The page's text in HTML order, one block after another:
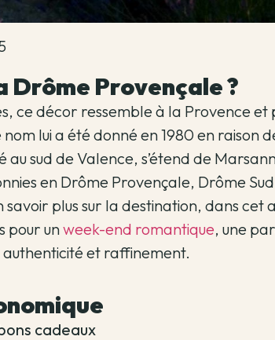
Drôme Provençale ?
ce décor ressemble à la Provence et
lui a été donné en 1980 en raison
au sud de Valence, s’étend de
en Drôme Provençale, Drôme
plus sur la destination, dans cet
pour unweek-end romantique, une
et raffinement.
cadeaux